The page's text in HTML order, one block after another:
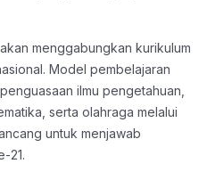
menggabungkan kurikulum
Model pembelajaran
ilmu pengetahuan,
serta olahraga melalui
untuk menjawab
21.